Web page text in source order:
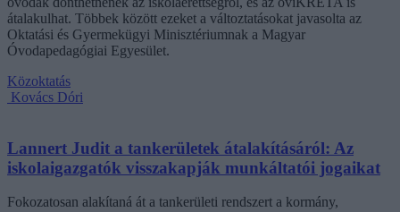
átalakulhat. Többek között ezeket a változtatásokat javasolta az
Oktatási és Gyermekügyi Minisztériumnak a Magyar
Óvodapedagógiai Egyesület.
Közoktatás
Kovács Dóri
Lannert Judit a tankerületek átalakításáról: Az
iskolaigazgatók visszakapják munkáltatói jogaikat
Fokozatosan alakítaná át a tankerületi rendszert a kormány,